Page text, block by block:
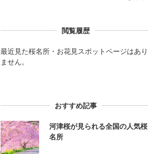
閲覧履歴
最近見た桜名所・お花見スポットページはあり
ません。
おすすめ記事
河津桜が見られる全国の人気桜
名所